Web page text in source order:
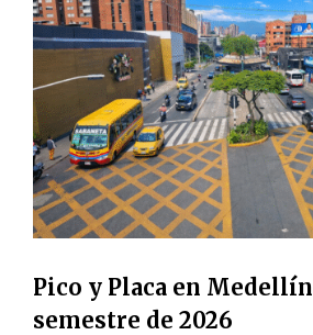
Pico y Placa en
semestre de 2026